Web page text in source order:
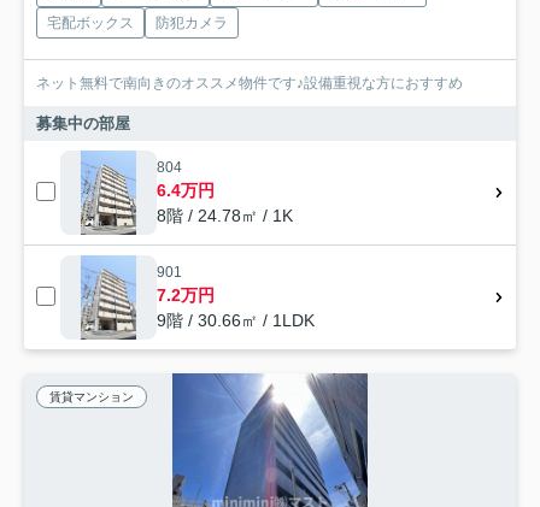
宅配ボックス
防犯カメラ
ネット無料で南向きのオススメ物件です♪設備重視な方におすすめ
募集中の部屋
804
6.4万円
8階 / 24.78㎡ / 1K
901
7.2万円
9階 / 30.66㎡ / 1LDK
賃貸マンション